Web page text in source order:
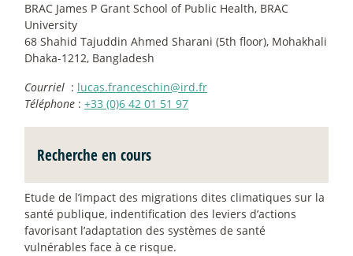
BRAC James P Grant School of Public Health, BRAC
University
68 Shahid Tajuddin Ahmed Sharani (5th floor), Mohakhali
Dhaka-1212, Bangladesh
Courriel : lucas.franceschin@ird.fr
Téléphone : +33 (0)6 42 01 51 97
Recherche en cours
Etude de l’impact des migrations dites climatiques sur la
santé publique, indentification des leviers d’actions
favorisant l’adaptation des systèmes de santé
vulnérables face à ce risque.